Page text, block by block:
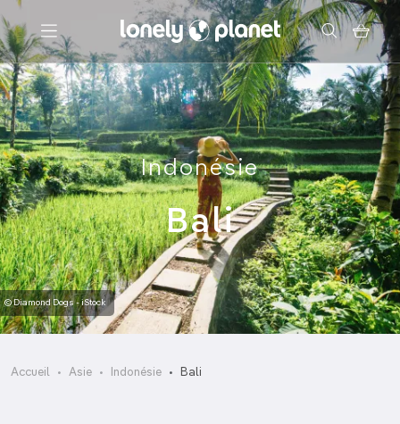
Menu
Votre recherche
Indonésie
Bali
© Diamond Dogs - iStock
Accueil Asie Indonésie Bali